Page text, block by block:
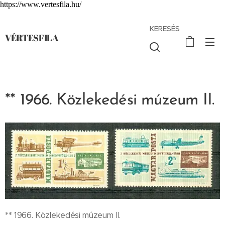
https://www.vertesfila.hu/
VÉRTESFILA
KERESÉS
** 1966. Közlekedési múzeum II.
** 1966. Közlekedési múzeum II.